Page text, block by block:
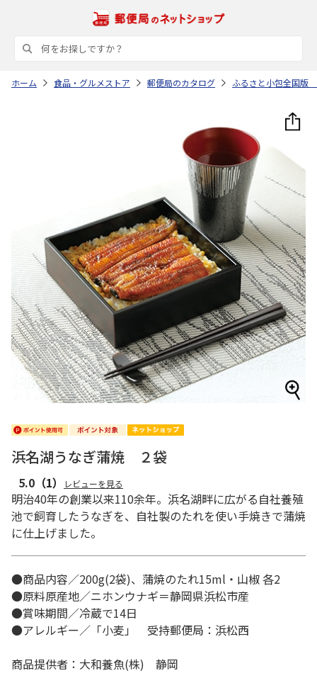
ホーム 食品・グルメストア 郵便局のカタログ ふるさと小包全国版
浜名湖うなぎ蒲焼 ２袋
5.0 （1） レビューを見る
明治40年の創業以来110余年。浜名湖畔に広がる自社養殖
池で飼育したうなぎを、自社製のたれを使い手焼きで蒲焼
に仕上げました。
●商品内容／200g(2袋)、蒲焼のたれ15ml・山椒 各2
●原料原産地／ニホンウナギ＝静岡県浜松市産
●賞味期間／冷蔵で14日
●アレルギー／「小麦」 受持郵便局：浜松西
商品提供者：大和養魚(株) 静岡